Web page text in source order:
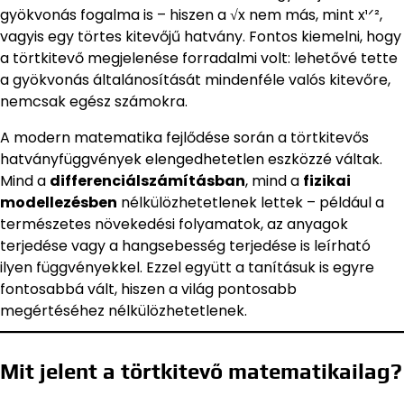
gyökvonás fogalma is – hiszen a √x nem más, mint x¹ᐟ²,
vagyis egy törtes kitevőjű hatvány. Fontos kiemelni, hogy
a törtkitevő megjelenése forradalmi volt: lehetővé tette
a gyökvonás általánosítását mindenféle valós kitevőre,
nemcsak egész számokra.
A modern matematika fejlődése során a törtkitevős
hatványfüggvények elengedhetetlen eszközzé váltak.
Mind a differenciálszámításban, mind a fizikai
modellezésben nélkülözhetetlenek lettek – például a
természetes növekedési folyamatok, az anyagok
terjedése vagy a hangsebesség terjedése is leírható
ilyen függvényekkel. Ezzel együtt a tanításuk is egyre
fontosabbá vált, hiszen a világ pontosabb
megértéséhez nélkülözhetetlenek.
Mit jelent a törtkitevő matematikailag?